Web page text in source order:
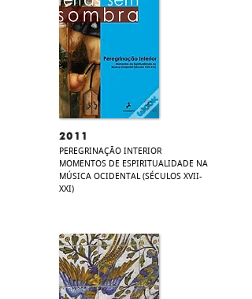
2011
PEREGRINAÇÃO INTERIOR
MOMENTOS DE ESPIRITUALIDADE NA
MÚSICA OCIDENTAL (SÉCULOS XVII-
XXI)